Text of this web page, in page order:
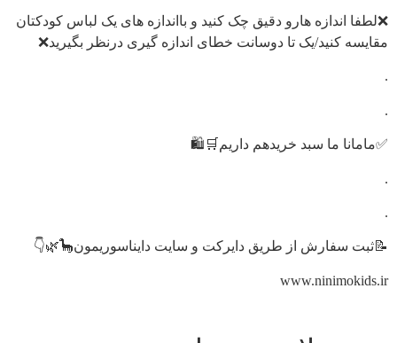
❌لطفا اندازه هارو دقیق چک کنید و بااندازه های یک لباس کودکتان
مقایسه کنید/یک تا دوسانت خطای اندازه گیری درنظر بگیرید❌
.
.
✅مامانا ما سبد خریدهم داریم🛒🛍️
.
.
📝ثبت سفارش از طریق دایرکت و سایت دایناسوریمون🦕🌿👇
www.ninimokids.ir